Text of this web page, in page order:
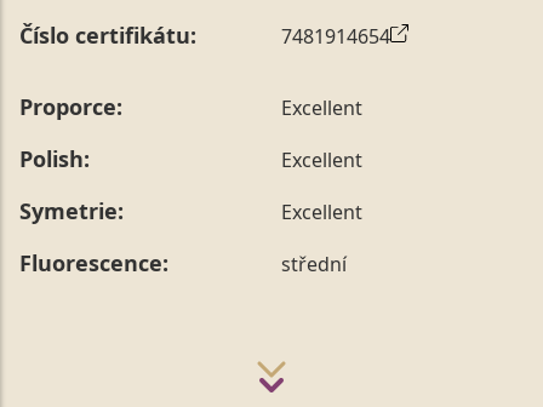
Číslo certifikátu: 7481914654
Proporce: Excellent
Polish: Excellent
Symetrie: Excellent
Fluorescence: střední